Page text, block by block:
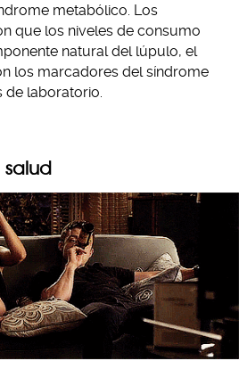
metabólico. Los
que los niveles de consumo
natural del lúpulo, el
los marcadores del síndrome
de laboratorio.